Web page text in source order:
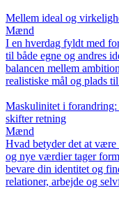
Mellem ideal og
Mænd
I en hverdag fyldt med
til både egne og andres
balancen mellem
realistiske mål og plads til
Maskulinitet i forandring:
skifter retning
Mænd
Hvad betyder det at være
og nye værdier tager
bevare din identitet og
relationer, arbejde og